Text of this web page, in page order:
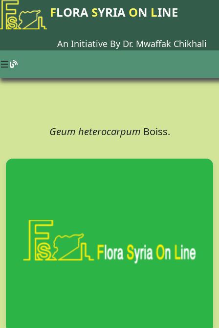
FLORA SYRIA ON LINE
An Initiative By Dr. Mwaffak Chikhali
Geum heterocarpum Boiss.